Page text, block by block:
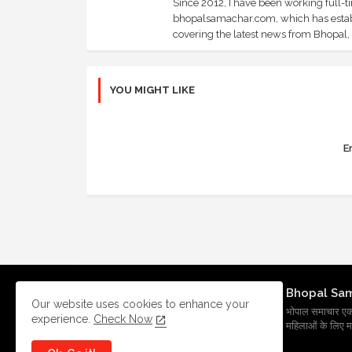
Since 2012, I have been working
bhopalsamachar.com, which has
covering the latest news from Bhopal,
YOU MIGHT LIKE
Bhopal
भोपाल समाचार एक
महिलाओं के लिए
Our website uses cookies to enhance your
experience. Check Now